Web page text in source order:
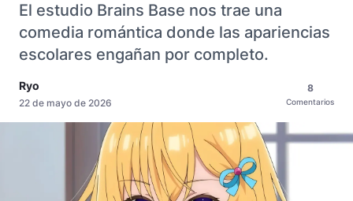
El estudio Brains Base nos trae una
comedia romántica donde las apariencias
escolares engañan por completo.
Ryo
22 de mayo de 2026
8
Comentarios